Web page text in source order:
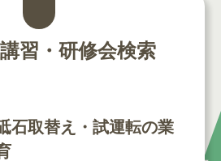
習・研修会検索
石取替え・試運転の業